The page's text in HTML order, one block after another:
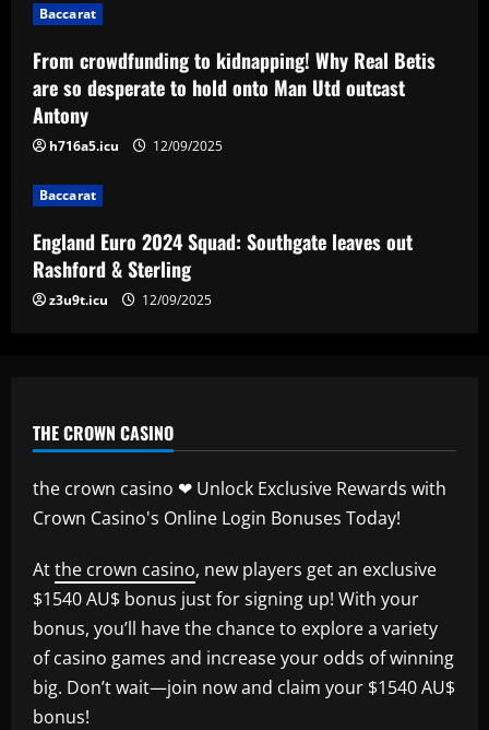
England Euro 2024 Squad: Southgate
leaves out Rashford & Sterling
5 12/09/2025
Baccarat
From crowdfunding to kidnapping! Why Real Betis
are so desperate to hold onto Man Utd outcast
Antony
h716a5.icu 12/09/2025
Baccarat
England Euro 2024 Squad: Southgate leaves out
Rashford & Sterling
z3u9t.icu 12/09/2025
THE CROWN CASINO
the crown casino ❤ Unlock Exclusive Rewards with
Crown Casino's Online Login Bonuses Today!
Atthe crown casino, new players get an exclusive
$1540 AU$ bonus just for signing up! With your
bonus, you’ll have the chance to explore a variety
of casino games and increase your odds of winning
big. Don’t wait—join now and claim your $1540 AU$
bonus!